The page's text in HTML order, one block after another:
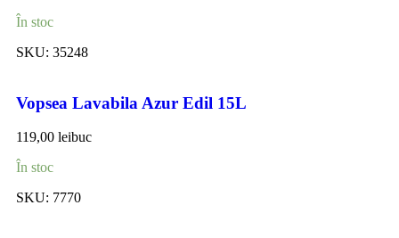
În stoc
SKU: 35248
Vopsea Lavabila Azur Edil 15L
119,00 leibuc
În stoc
SKU: 7770